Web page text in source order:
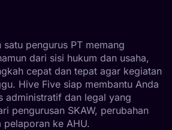
pengurus PT memang
dari sisi hukum dan usaha,
cepat dan tepat agar kegiatan
Hive Five siap membantu Anda
administratif dan legal yang
pengurusan SKAW, perubahan
ke AHU.